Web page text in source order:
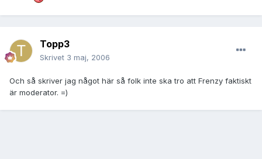
Topp3
Skrivet 3 maj, 2006
Och så skriver jag något här så folk inte ska tro att Frenzy faktiskt
är moderator. =)